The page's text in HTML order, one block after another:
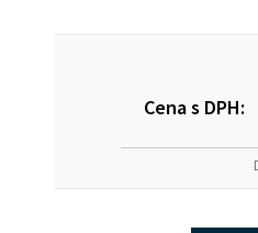
Cena s DPH: